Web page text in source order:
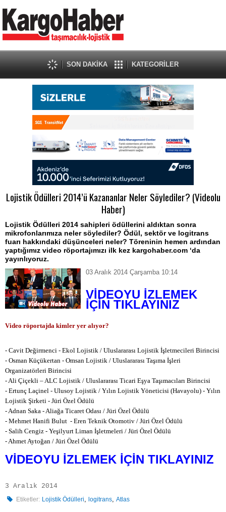
SON DAKİKA KATEGORİLER
Lojistik Ödülleri 2014’ü Kazananlar Neler Söylediler? (Videolu
Haber)
Lojistik Ödülleri 2014 sahipleri ödüllerini aldıktan sonra
mikrofonlarımıza neler söylediler? Ödül, sektör ve logitrans
fuarı hakkındaki düşünceleri neler? Töreninin hemen ardından
yaptığımız video röportajımızı ilk kez kargohaber.com ‘da
yayınlıyoruz.
03 Aralık 2014 Çarşamba 10:14
VİDEOYU İZLEMEK
İÇİN TIKLAYINIZ
Video röportajda kimler yer alıyor?
- Cavit Değirmenci - Ekol Lojistik / Uluslararası Lojistik İşletmecileri Birincisi
- Osman Küçükertan - Omsan Lojistik / Uluslararası Taşıma İşleri
Organizatörleri Birincisi
- Ali Çiçekli – ALC Lojistik / Uluslararası Ticari Eşya Taşımacıları Birincisi
- Ertunç Laçinel - Ulusoy Lojistik / Yılın Lojistik Yöneticisi (Havayolu) - Yılın
Lojistik Şirketi - Jüri Özel Ödülü
- Adnan Saka - Aliağa Ticaret Odası / Jüri Özel Ödülü
- Mehmet Hanifi Bulut - Eren Teknik Otomotiv / Jüri Özel Ödülü
- Salih Cengiz - Yeşilyurt Liman İşletmeleri / Jüri Özel Ödülü
- Ahmet Aytoğan / Jüri Özel Ödülü
VİDEOYU İZLEMEK İÇİN TIKLAYINIZ
3 Aralık 2014
Etiketler: Lojistik Ödülleri, logitrans,Atlas